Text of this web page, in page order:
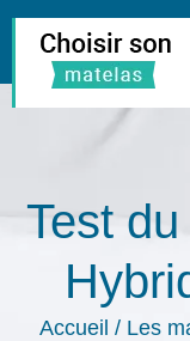
Test
Accueil / Les